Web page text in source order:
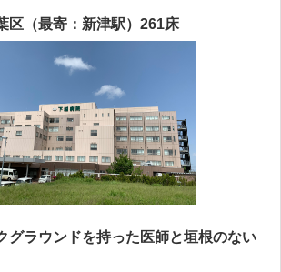
区（最寄：新津駅）261床
ラウンドを持った医師と垣根のない